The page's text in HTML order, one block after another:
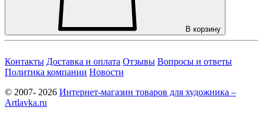
В корзину
Контакты Доставка и оплата Отзывы Вопросы и ответы
Политика компании Новости
© 2007- 2026 Интернет-магазин товаров для художника –
Artlavka.ru